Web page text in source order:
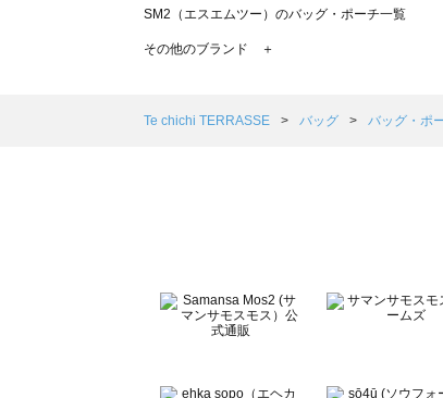
SM2（エスエムツー）のバッグ・ポーチ一覧
TSUHARU by Samansa Mos2（ツハルバイサマン
Samansa Mos2 Lagom（サマンサモスモス ラーゴ
BETTY'S BLUE（べティーズブルー）のバッグ・ポ
Wpc.（ワールドパーティー）のバッグ・ポーチ一覧
その他のブランド ＋
Te chichi TERRASSE バッグ バッグ・ポ